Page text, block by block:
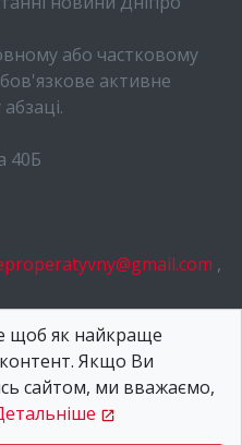
або частковому
активне
40Б
,
щоб як найкраще
Якщо Ви
сайтом, ми вважаємо,